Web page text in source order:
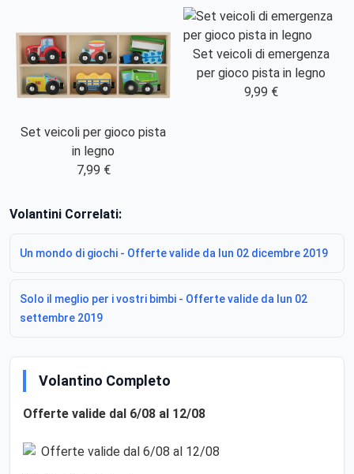
Set veicoli per gioco pista
in legno
7,99 €
Set veicoli di emergenza
per gioco pista in legno
9,99 €
Volantini Correlati:
Un mondo di giochi - Offerte valide da lun 02 dicembre 2019
Solo il meglio per i vostri bimbi - Offerte valide da lun 02
settembre 2019
Volantino Completo
Offerte valide dal 6/08 al 12/08